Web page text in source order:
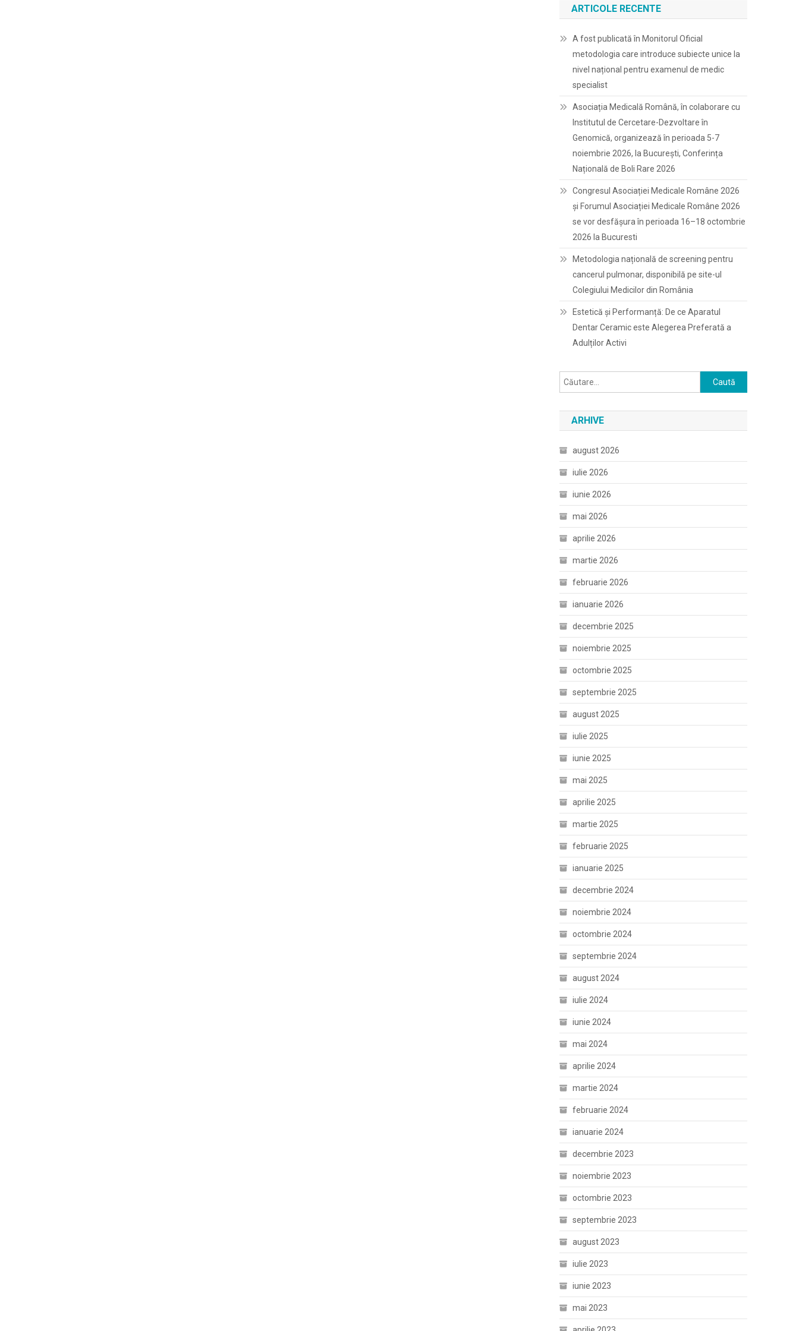
ARTICOLE RECENTE
A fost publicată în Monitorul Oficial
metodologia care introduce subiecte unice la
nivel național pentru examenul de medic
specialist
Asociația Medicală Română, în colaborare cu
Institutul de Cercetare-Dezvoltare în
Genomică, organizează în perioada 5-7
noiembrie 2026, la București, Conferința
Națională de Boli Rare 2026
Congresul Asociației Medicale Române 2026
și Forumul Asociației Medicale Române 2026
se vor desfășura în perioada 16–18 octombrie
2026 la Bucuresti
Metodologia națională de screening pentru
cancerul pulmonar, disponibilă pe site-ul
Colegiului Medicilor din România
Estetică și Performanță: De ce Aparatul
Dentar Ceramic este Alegerea Preferată a
Adulților Activi
Caută
după:
ARHIVE
august 2026
iulie 2026
iunie 2026
mai 2026
aprilie 2026
martie 2026
februarie 2026
ianuarie 2026
decembrie 2025
noiembrie 2025
octombrie 2025
septembrie 2025
august 2025
iulie 2025
iunie 2025
mai 2025
aprilie 2025
martie 2025
februarie 2025
ianuarie 2025
decembrie 2024
noiembrie 2024
octombrie 2024
septembrie 2024
august 2024
iulie 2024
iunie 2024
mai 2024
aprilie 2024
martie 2024
februarie 2024
ianuarie 2024
decembrie 2023
noiembrie 2023
octombrie 2023
septembrie 2023
august 2023
iulie 2023
iunie 2023
mai 2023